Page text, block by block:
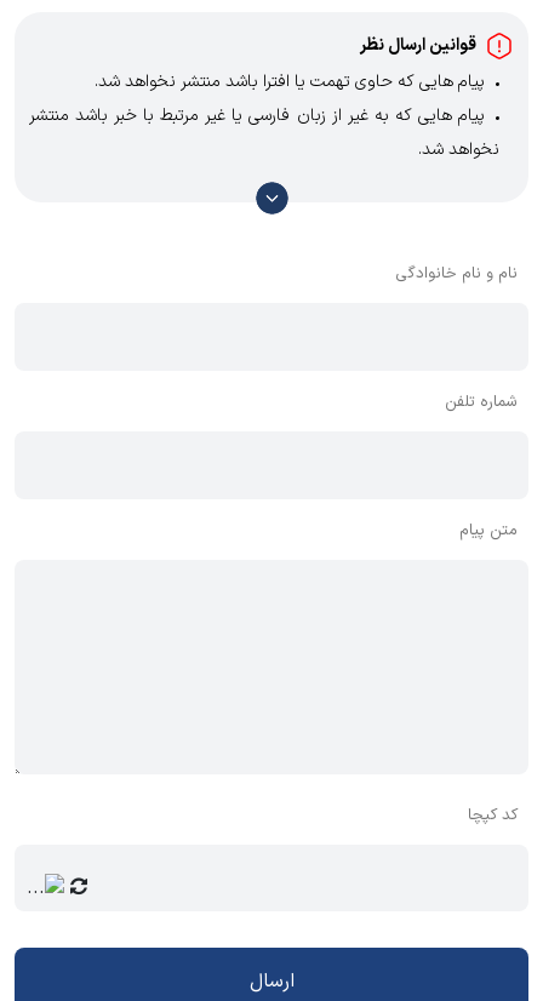
قوانین ارسال نظر
پیام هایی که حاوی تهمت یا افترا باشد منتشر نخواهد شد.
پیام هایی که به غیر از زبان فارسی یا غیر مرتبط با خبر باشد منتشر
نخواهد شد.
با توجه به آن که امکان موافقت یا مخالفت با محتوای نظرات وجود
دارد، معمولا نظراتی که محتوای مشابه دارند، انتشار نمی‌یابند بنابراین
نام و نام خانوادگی
شماره تلفن
متن پیام
کد کپچا
ارسال